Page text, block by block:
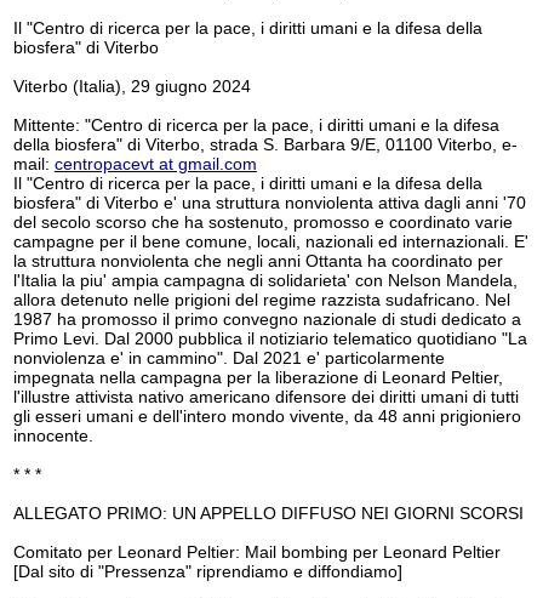
Il "Centro di ricerca per la pace, i diritti umani e la difesa della
biosfera" di Viterbo
Viterbo (Italia), 29 giugno 2024
Mittente: "Centro di ricerca per la pace, i diritti umani e la difesa
della biosfera" di Viterbo, strada S. Barbara 9/E, 01100 Viterbo, e-
mail: centropacevt at gmail.com
Il "Centro di ricerca per la pace, i diritti umani e la difesa della
biosfera" di Viterbo e' una struttura nonviolenta attiva dagli anni '70
del secolo scorso che ha sostenuto, promosso e coordinato varie
campagne per il bene comune, locali, nazionali ed internazionali. E'
la struttura nonviolenta che negli anni Ottanta ha coordinato per
l'Italia la piu' ampia campagna di solidarieta' con Nelson Mandela,
allora detenuto nelle prigioni del regime razzista sudafricano. Nel
1987 ha promosso il primo convegno nazionale di studi dedicato a
Primo Levi. Dal 2000 pubblica il notiziario telematico quotidiano "La
nonviolenza e' in cammino". Dal 2021 e' particolarmente
impegnata nella campagna per la liberazione di Leonard Peltier,
l'illustre attivista nativo americano difensore dei diritti umani di tutti
gli esseri umani e dell'intero mondo vivente, da 48 anni prigioniero
innocente.
* * *
ALLEGATO PRIMO: UN APPELLO DIFFUSO NEI GIORNI SCORSI
Comitato per Leonard Peltier: Mail bombing per Leonard Peltier
[Dal sito di "Pressenza" riprendiamo e diffondiamo]